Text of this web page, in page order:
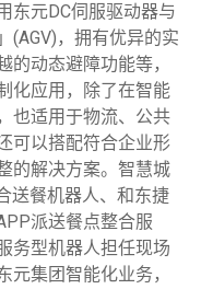
东元DC伺服驱动器与
(AGV)，拥有优异的实
动态避障功能等，
化应用，除了在智能
也适用于物流、公共
可以搭配符合企业形
的解决方案。智慧城
送餐机器人、和东捷
派送餐点整合服
务型机器人担任现场
集团智能化业务，